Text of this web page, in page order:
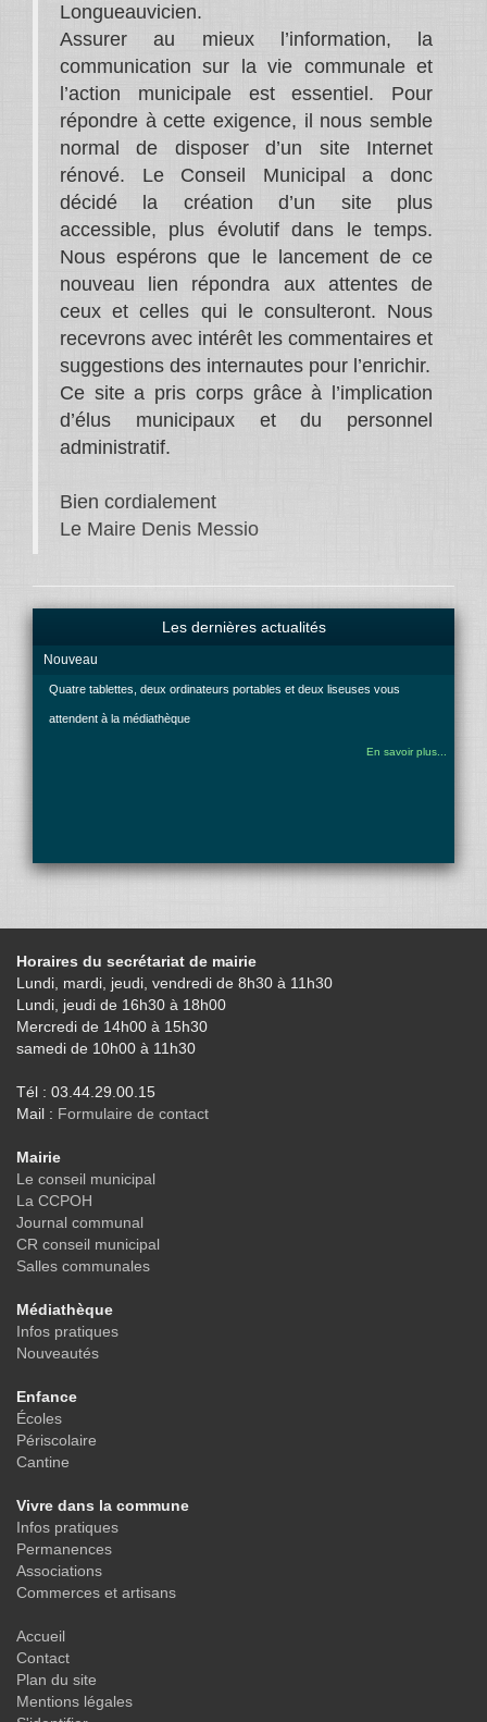
Longueauvicien.
Assurer au mieux l’information, la
communication sur la vie communale et
l’action municipale est essentiel. Pour
répondre à cette exigence, il nous semble
normal de disposer d’un site Internet
rénové. Le Conseil Municipal a donc
décidé la création d’un site plus
accessible, plus évolutif dans le temps.
Nous espérons que le lancement de ce
nouveau lien répondra aux attentes de
ceux et celles qui le consulteront. Nous
recevrons avec intérêt les commentaires et
suggestions des internautes pour l’enrichir.
Ce site a pris corps grâce à l’implication
d’élus municipaux et du personnel
administratif.
Bien cordialement
Le Maire Denis Messio
Les dernières actualités
Nouveau
Quatre tablettes, deux ordinateurs portables et deux liseuses vous
attendent à la médiathèque
En savoir plus...
Horaires du secrétariat de mairie
Lundi, mardi, jeudi, vendredi de 8h30 à 11h30
Lundi, jeudi de 16h30 à 18h00
Mercredi de 14h00 à 15h30
samedi de 10h00 à 11h30
Tél : 03.44.29.00.15
Mail : Formulaire de contact
Mairie
Le conseil municipal
La CCPOH
Journal communal
CR conseil municipal
Salles communales
Médiathèque
Infos pratiques
Nouveautés
Enfance
Écoles
Périscolaire
Cantine
Vivre dans la commune
Infos pratiques
Permanences
Associations
Commerces et artisans
Accueil
Contact
Plan du site
Mentions légales